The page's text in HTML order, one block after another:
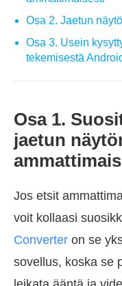
Osa 2. Jaetun
Osa 3. Usein
tekemisestä
Osa 1.
jaetun
Jos etsit
voit kollaasi
Converter on se
sovellus, koska se